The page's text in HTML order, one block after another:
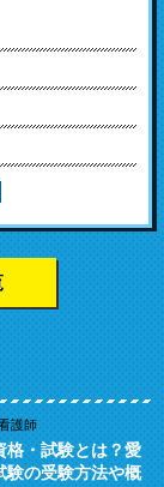
護師
格・試験とは？愛
験の受験方法や概